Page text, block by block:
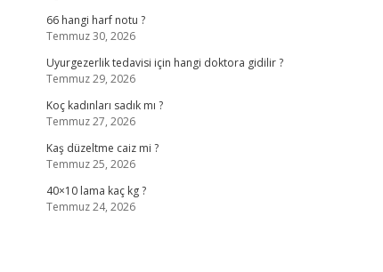
66 hangi harf notu ?
Temmuz 30, 2026
Uyurgezerlik tedavisi için hangi doktora gidilir ?
Temmuz 29, 2026
Koç kadınları sadık mı ?
Temmuz 27, 2026
Kaş düzeltme caiz mi ?
Temmuz 25, 2026
40×10 lama kaç kg ?
Temmuz 24, 2026